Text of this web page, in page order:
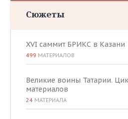
Сюжеты
XVI саммит БРИКС в Казани
499 МАТЕРИАЛОВ
Великие воины Татарии.
материалов
24 МАТЕРИАЛА